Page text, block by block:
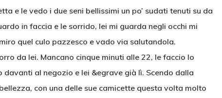
e le vedo i due seni bellissimi un po’ sudati tenuti su da
in faccia e le sorrido, lei mi guarda negli occhi mi
quel culo pazzesco e vado via salutandola.
da lei. Mancano cinque minuti alle 22, le faccio lo
al negozio e lei &egrave già lì. Scendo dalla
con una delle sue camicette questa volta molto